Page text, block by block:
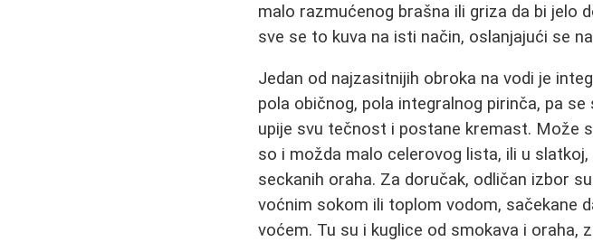
malo razmućenog brašna ili griza da bi jelo
sve se to kuva na isti način, oslanjajući se
Jedan od najzasitnijih obroka na vodi je
pola običnog, pola integralnog pirinča, pa
upije svu tečnost i postane kremast. Može
so i možda malo celerovog lista, ili u
seckanih oraha. Za doručak, odličan izbor
voćnim sokom ili toplom vodom, sačekane
voćem. Tu su i kuglice od smokava i oraha,